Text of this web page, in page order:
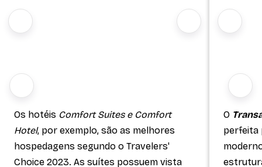
Os hotéis Comfort Suites e Comfort
Hotel, por exemplo, são as melhores
hospedagens segundo o Travelers'
Choice 2023. As suítes possuem vista
O
perfeita